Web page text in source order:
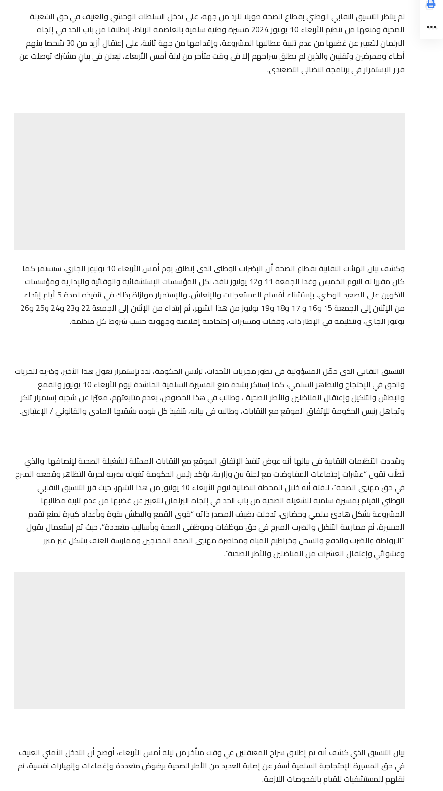
لم ينتظر التنسيق النقابي الوطني بقطاع الصحة طويلا للرد من جهة، على تدخل السلطات الوحشي والعنيف في حق الشغيلة
الصحية ومنعها من تنظيم الأربعاء 10 يوليوز 2024 مسيرة وطنية سلمية بالعاصمة الرباط، إنطلاقا من باب الحد في إتجاه
البرلمان للتعبير عن غضبها من عدم تلبية مطالبها المشروعة، وإقدامها من جهة ثانية، على إعتقال أزيد من 30 شخصا بينهم
أطباء وممرضين وتقنيين والذين لم يطلق سراحهم إلا في وقت متأخر من ليلة أمس الأربعاء، ليعلن في بيانٍ مشترك توصلت عن
قرار الإستمرار في برنامجه النضالي التصعيدي.
وكشف بيان الهيئات النقابية بقطاع الصحة أن الإضراب الوطني الذي إنطلق يوم أمس الأربعاء 10 يوليوز الجاري، سيستمر كما
كان مقررا له اليوم الخميس وغدا الجمعة 11 و12 يوليوز نافذ، بكل المؤسسات الإستشفائية والوقائية والإدارية ومؤسسات
التكوين على الصعيد الوطني، بإستشناء أقسام المستعجلات والإنعاش، والإستمرار موازاة بذلك في تنفيذه لمدة 5 أيام إبتداء
من الإثنين إلى الجمعة 15 و16 و 17 و18 و19 يوليوز من هذا الشهر، ثم إبتداء من الإثنين إلى الجمعة 22 و23 و24 و25 و26
يوليوز الجاري، وتنظيمه في الإطار ذات، وقفات ومسيرات إحتجاجية إقليمية وجهوية حسب شروط كل منظمة.
التنسيق النقابي الذي حمّل المسؤولية في تطور مجريات الأحداث، لرئيس الحكومة، ندد بإستمرار تغول هذا الأخير، وضربه للحريات
والحق في الإحتجاج والتظاهر السلمي، كما إستنكر بشدة منع المسيرة السلمية الحاشدة ليوم الأربعاء 10 يوليوز والقمع
والبطش والتنكيل وإعتقال المناضلين والأطر الصحية ، وطالب في هذا الخصوص، بعدم متابعتهم، معبّرا عن شجبه إستمرار تنكر
وتجاهل رئيس الحكومة للإتفاق الموقع مع النقابات، وطالبه في بيانه، بتنفيذ كل بنوده بشقيها المادي والقانوني / الإعتباري.
وشددت التنظيمات النقابية في بيانها أنه عوض تنفيذ الإتفاق الموقع مع النقابات الممثلة للشغيلة الصحية لإنصافها، والذي
تَطلَّب تقول “عشرات إجتماعات المفاوضات مع لجنة بين وزارية، يؤكد رئيس الحكومة تغوله بضربه لحرية التظاهر وقمعه المبرح
في حق مهنيي الصحة”، لافتة أنه خلال المحطة النضالية ليوم الأربعاء 10 يوليوز من هذا الشهر، حيث قرر التنسيق النقابي
الوطني القيام بمسيرة سلمية للشغيلة الصحية من باب الحد في إتجاه البرلمان للتعبير عن غضبها من عدم تلبية مطالبها
المشروعة بشكل هادئ سلمي وحضاري، تدخلت يضيف المصدر ذاته “قوى القمع والبطش بقوة وبأعداد كبيرة لمنع تقدم
المسيرة، ثم ممارسة التنكيل والضرب المبرح في حق موظفات وموظفي الصحة وبأساليب متعددة”، حيث تم إستعمال يقول
“الزرواطة والضرب والدفع والسحل وخراطيم المياه ومحاصرة مهنيي الصحة المحتجين وممارسة العنف بشكل غير مبرر
وعشوائي وإعتقال العشرات من المناضلين والأطر الصحية”.
بيان التنسيق الذي كشف أنه تم إطلاق سراح المعتقلين في وقت متأخر من ليلة أمس الأربعاء، أوضح أن التدخل الأمني العنيف
في حق المسيرة الإحتجاجية السلمية أسفر عن إصابة العديد من الأطر الصحية برضوض متعددة وإغماءات وإنهيارات نفسية، تم
نقلهم للمستشفيات للقيام بالفحوصات اللازمة.